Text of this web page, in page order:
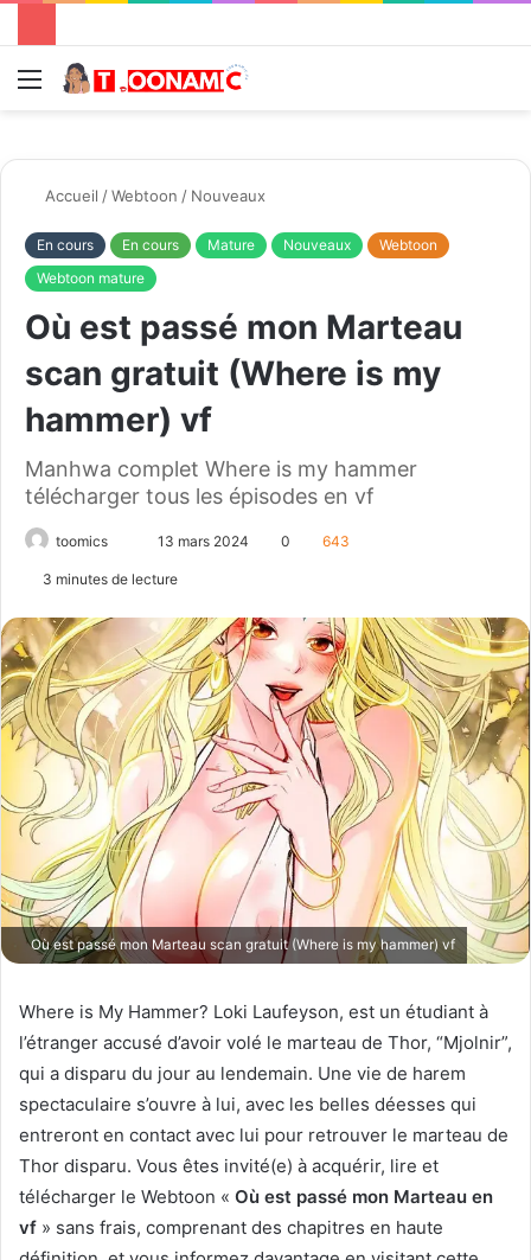
Menu
Accueil /Webtoon / Nouveaux
En cours En cours Mature Nouveaux
Webtoon
Webtoon mature
Où est passé mon Marteau
scan gratuit (Where is my
hammer) vf
Manhwa complet Where is my hammer
télécharger tous les épisodes en vf
toomics
n
y
e
r
u
n
o
u
r
i
e
13 mars 2024 0 643
3 minutes de lecture
Où est passé mon Marteau scan gratuit (Where is my hammer) vf
Where is My Hammer? Loki Laufeyson, est un étudiant à
l’étranger accusé d’avoir volé le marteau de Thor, “Mjolnir”,
qui a disparu du jour au lendemain. Une vie de harem
spectaculaire s’ouvre à lui, avec les belles déesses qui
entreront en contact avec lui pour retrouver le marteau de
Thor disparu. Vous êtes invité(e) à acquérir, lire et
télécharger le Webtoon « Où est passé mon Marteau en
vf » sans frais, comprenant des chapitres en haute